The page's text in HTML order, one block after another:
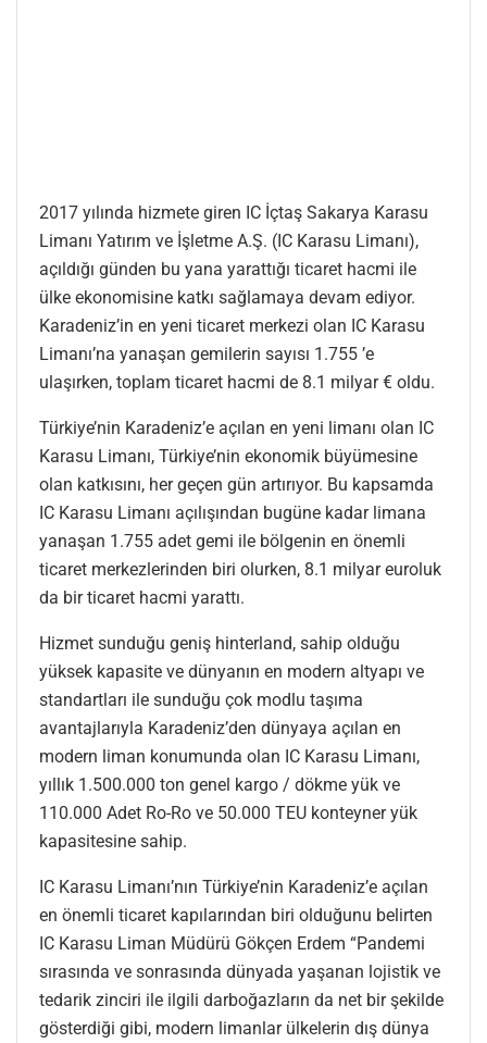
2017 yılında hizmete giren IC İçtaş Sakarya Karasu
Limanı Yatırım ve İşletme A.Ş. (IC Karasu Limanı),
açıldığı günden bu yana yarattığı ticaret hacmi ile
ülke ekonomisine katkı sağlamaya devam ediyor.
Karadeniz’in en yeni ticaret merkezi olan IC Karasu
Limanı’na yanaşan gemilerin sayısı 1.755 ’e
ulaşırken, toplam ticaret hacmi de 8.1 milyar € oldu.
Türkiye’nin Karadeniz’e açılan en yeni limanı olan IC
Karasu Limanı, Türkiye’nin ekonomik büyümesine
olan katkısını, her geçen gün artırıyor. Bu kapsamda
IC Karasu Limanı açılışından bugüne kadar limana
yanaşan 1.755 adet gemi ile bölgenin en önemli
ticaret merkezlerinden biri olurken, 8.1 milyar euroluk
da bir ticaret hacmi yarattı.
Hizmet sunduğu geniş hinterland, sahip olduğu
yüksek kapasite ve dünyanın en modern altyapı ve
standartları ile sunduğu çok modlu taşıma
avantajlarıyla Karadeniz’den dünyaya açılan en
modern liman konumunda olan IC Karasu Limanı,
yıllık 1.500.000 ton genel kargo / dökme yük ve
110.000 Adet Ro-Ro ve 50.000 TEU konteyner yük
kapasitesine sahip.
IC Karasu Limanı’nın Türkiye’nin Karadeniz’e açılan
en önemli ticaret kapılarından biri olduğunu belirten
IC Karasu Liman Müdürü Gökçen Erdem “Pandemi
sırasında ve sonrasında dünyada yaşanan lojistik ve
tedarik zinciri ile ilgili darboğazların da net bir şekilde
gösterdiği gibi, modern limanlar ülkelerin dış dünya